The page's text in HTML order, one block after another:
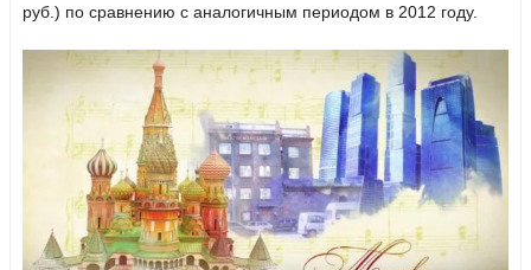
руб.) по сравнению с аналогичным периодом в 2012 году.